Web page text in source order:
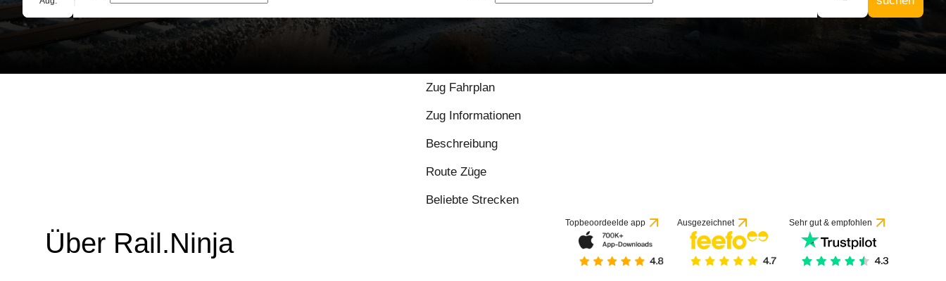
Zug Fahrplan
Zug Informationen
Beschreibung
Route Züge
Beliebte Strecken
Über Rail.Ninja
Topbeoordeelde app Ausgezeichnet Sehr gut & empfohlen